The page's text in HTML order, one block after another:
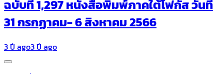
ฉบับที่ 1,297 หนังสือพิมพ์ภาคใต้โฟกัส วันที่
31 กรกฏาคม- 6 สิงหาคม 2566
3 ปี ago3 ปี ago